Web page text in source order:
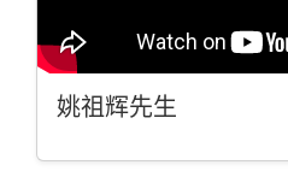
姚祖辉先生